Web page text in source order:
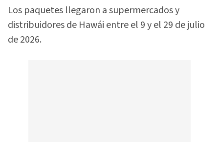
Los paquetes llegaron a supermercados y
distribuidores de Hawái entre el 9 y el 29 de julio
de 2026.